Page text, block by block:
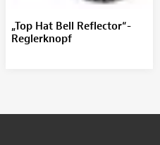
„Top Hat Bell Reflector“-
Reglerknopf